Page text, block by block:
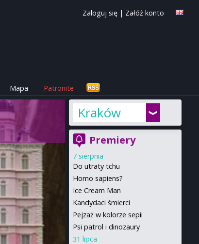
Zaloguj się | Załóż konto
Mapa Patronite
Kraków
Premiery
7 sierpnia
Do utraty tchu
Homo sapiens?
Ice Cream Man
Kandydaci śmierci
Pejzaż w kolorze sepii
Psi patrol i dinozaury
31 lipca